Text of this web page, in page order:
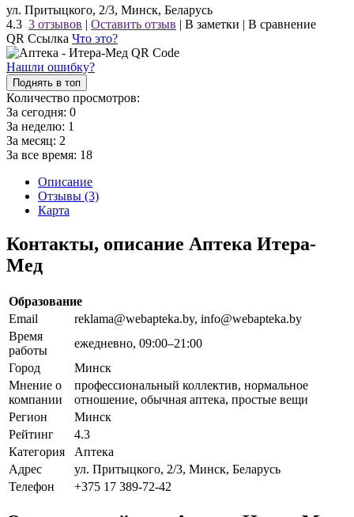
ул. Притыцкого, 2/3, Минск, Беларусь
4.3 3 отзывов | Оставить отзыв | В заметки | В сравнение
QR Ссылка Что это?
Нашли ошибку?
Поднять в топ
Количество просмотров:
За сегодня: 0
За неделю: 1
За месяц: 2
За все время: 18
Описание
Отзывы (3)
Карта
Контакты, описание Аптека Итера-
Мед
Образование
Email
reklama@webapteka.by, info@webapteka.by
Время
работы
ежедневно, 09:00–21:00
Город
Минск
Мнение о
компании
профессиональный коллектив, нормальное
отношение, обычная аптека, простые вещи
Регион
Минск
Рейтинг
4.3
Категория
Аптека
Адрес
ул. Притыцкого, 2/3, Минск, Беларусь
Телефон
+375 17 389-72-42